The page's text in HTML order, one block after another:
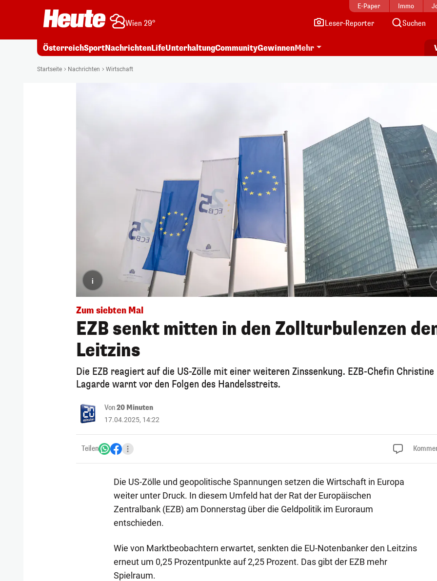
E-Paper Immo
Wien 29° Leser-Reporter Suchen
ÖsterreichSportNachrichtenLifeUnterhaltungCommunityGewinnenMehr
Startseite Nachrichten Wirtschaft
i
Zum siebten Mal
EZB senkt mitten in den Zollturbulenzen
Leitzins
Die EZB reagiert auf die US-Zölle mit einer weiteren Zinssenkung. EZB-Chefin Christine
Lagarde warnt vor den Folgen des Handelsstreits.
Von20 Minuten
17.04.2025, 14:22
Teilen
Die US-Zölle und geopolitische Spannungen setzen die Wirtschaft in Europa
weiter unter Druck. In diesem Umfeld hat der Rat der Europäischen
Zentralbank (EZB) am Donnerstag über die Geldpolitik im Euroraum
entschieden.
Wie von Marktbeobachtern erwartet, senkten die EU-Notenbanker den Leitzins
erneut um 0,25 Prozentpunkte auf 2,25 Prozent. Das gibt der EZB mehr
Spielraum.